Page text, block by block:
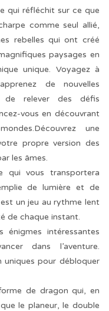
qui réfléchit sur ce que
comme seul allié,
rebelles qui ont créé
paysages en
unique. Voyagez à
de nouvelles
de relever des défis
vous en découvrant
une
propre version des
les âmes.
qui vous transportera
de lumière et de
un jeu au rythme lent
de chaque instant.
intéressantes
dans l’aventure.
uniques pour débloquer
de dragon qui, en
le planeur, le double